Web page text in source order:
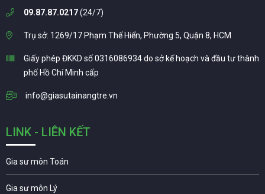
09.87.87.0217(24/7)
Trụ sở: 1269/17 Phạm Thế Hiển, Phường 5, Quận 8, HCM
Giấy phép ĐKKD số 0316086934 do sở kế hoạch và đầu tư thành
phố Hồ Chí Minh cấp
info@giasutainangtre.vn
LINK - LIÊN KẾT
Gia sư môn Toán
Gia sư môn Lý